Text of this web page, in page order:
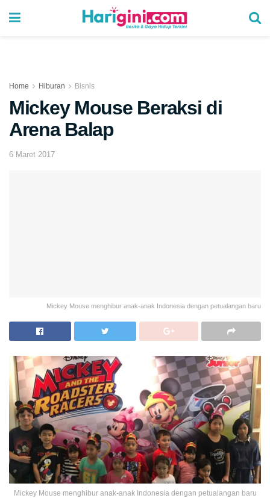
Home Hiburan Bisnis
Mickey Mouse Beraksi di
Arena Balap
6 Maret 2017
Mickey Mouse menghibur anak-anak Indonesia dengan petualangan baru
Mickey Mouse menghibur anak-anak Indonesia dengan petualangan baru